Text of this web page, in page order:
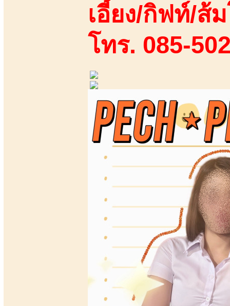
เอี้ยง/กิฟท์/ส้
โทร. 085-